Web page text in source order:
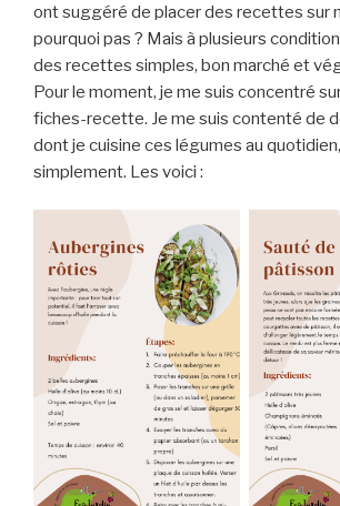
ont suggéré de placer des recettes sur
pourquoi pas ? Mais à plusieurs
des recettes simples, bon marché et
Pour le moment, je me suis concentré
fiches-recette. Je me suis contenté de
dont je cuisine ces légumes au
simplement. Les voici :